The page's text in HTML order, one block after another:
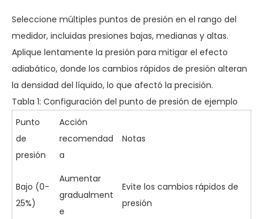
Seleccione múltiples puntos de presión en el rango del
medidor, incluidas presiones bajas, medianas y altas.
Aplique lentamente la presión para mitigar el efecto
adiabático, donde los cambios rápidos de presión alteran
la densidad del líquido, lo que afectó la precisión.
Tabla 1: Configuración del punto de presión de ejemplo
Punto
de
presión
Acción
recomendad
a
Notas
Bajo (0-
25%)
Aumentar
gradualment
e
Evite los cambios rápidos de
presión